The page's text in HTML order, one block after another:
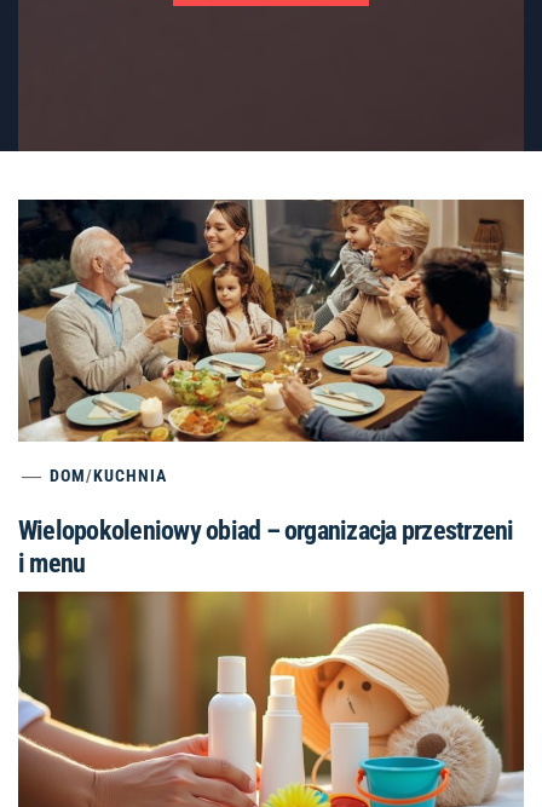
DOM/KUCHNIA
Wielopokoleniowy obiad – organizacja przestrzeni
i menu